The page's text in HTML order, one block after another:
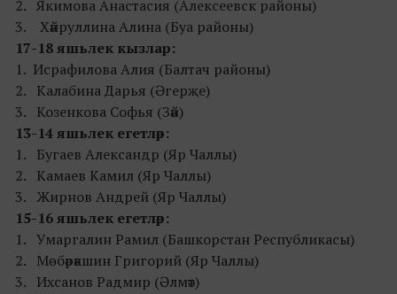
2. Якимова Анастасия (Алексеевск районы)
3. Хәйруллина Алина (Буа районы)
17-18 яшьлек кызлар:
1. Исрафилова Алия (Балтач районы)
2. Калабина Дарья (Әгерҗе)
3. Козенкова Софья (Зәй)
13-14 яшьлек егетләр:
1. Бугаев Александр (Яр Чаллы)
2. Камаев Камил (Яр Чаллы)
3. Жирнов Андрей (Яр Чаллы)
15-16 яшьлек егетләр:
1. Умаргалин Рамил (Башкорстан Республикасы)
2. Мөбәрәкшин Григорий (Яр Чаллы)
3. Ихсанов Радмир (Әлмәт)